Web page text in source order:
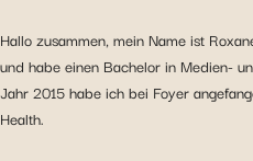
Hallo zusammen, mein Name ist
und habe einen Bachelor in Medien-
Jahr 2015 habe ich bei Foyer
Health.